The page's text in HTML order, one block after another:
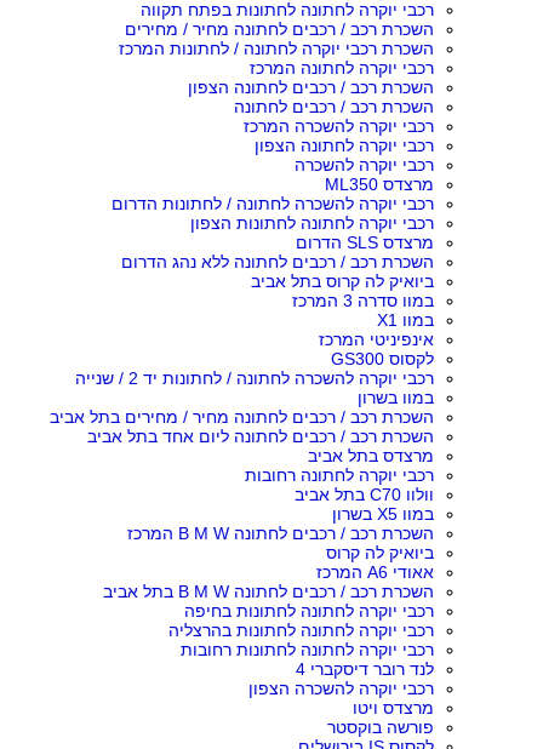
רכבי יוקרה לחתונה לחתונות בפתח תקווה
השכרת רכב / רכבים לחתונה מחיר / מחירים
השכרת רכבי יוקרה לחתונה / לחתונות המרכז
רכבי יוקרה לחתונה המרכז
השכרת רכב / רכבים לחתונה הצפון
השכרת רכב / רכבים לחתונה
רכבי יוקרה להשכרה המרכז
רכבי יוקרה לחתונה הצפון
רכבי יוקרה להשכרה
מרצדס ML350
רכבי יוקרה להשכרה לחתונה / לחתונות הדרום
רכבי יוקרה לחתונה לחתונות הצפון
מרצדס SLS הדרום
השכרת רכב / רכבים לחתונה ללא נהג הדרום
ביואיק לה קרוס בתל אביב
במוו סדרה 3 המרכז
במוו X1
אינפיניטי המרכז
לקסוס GS300
רכבי יוקרה להשכרה לחתונה / לחתונות יד 2 / שנייה
במוו בשרון
השכרת רכב / רכבים לחתונה מחיר / מחירים בתל אביב
השכרת רכב / רכבים לחתונה ליום אחד בתל אביב
מרצדס בתל אביב
רכבי יוקרה לחתונה רחובות
וולוו C70 בתל אביב
במוו X5 בשרון
השכרת רכב / רכבים לחתונה B M W המרכז
ביואיק לה קרוס
אאודי A6 המרכז
השכרת רכב / רכבים לחתונה B M W בתל אביב
רכבי יוקרה לחתונה לחתונות בחיפה
רכבי יוקרה לחתונה לחתונות בהרצליה
רכבי יוקרה לחתונה לחתונות רחובות
לנד רובר דיסקברי 4
רכבי יוקרה להשכרה הצפון
מרצדס ויטו
פורשה בוקסטר